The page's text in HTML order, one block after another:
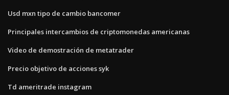
Usd mxn tipo de cambio bancomer
Principales intercambios de criptomonedas americanas
Video de demostración de metatrader
Precio objetivo de acciones syk
Td ameritrade instagram